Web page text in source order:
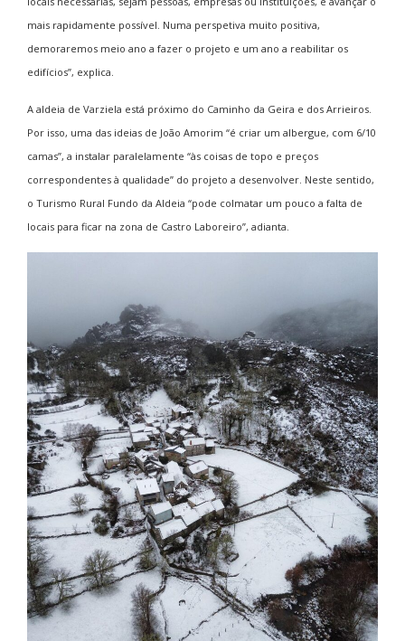
mais rapidamente possível. Numa perspetiva muito positiva,
demoraremos meio ano a fazer o projeto e um ano a reabilitar os
edifícios”, explica.
A aldeia de Varziela está próximo do Caminho da Geira e dos Arrieiros.
Por isso, uma das ideias de João Amorim “é criar um albergue, com 6/10
camas”, a instalar paralelamente “às coisas de topo e preços
correspondentes à qualidade” do projeto a desenvolver. Neste sentido,
o Turismo Rural Fundo da Aldeia “pode colmatar um pouco a falta de
locais para ficar na zona de Castro Laboreiro”, adianta.